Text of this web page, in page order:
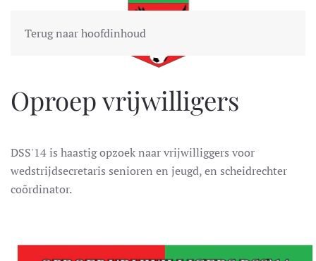
Terug naar hoofdinhoud
Oproep vrijwilligers
DSS'14 is haastig opzoek naar vrijwilliggers voor
wedstrijdsecretaris senioren en jeugd, en scheidrechter
coõrdinator.